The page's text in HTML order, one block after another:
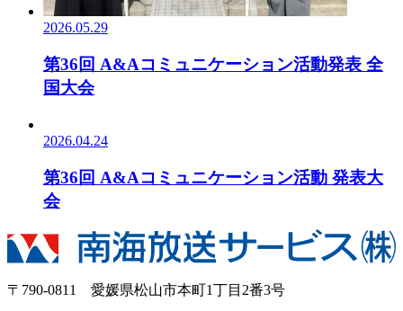
2026.05.29
第36回 A&Aコミュニケーション活動発表 全
国大会
2026.04.24
第36回 A&Aコミュニケーション活動 発表大
会
〒790-0811 愛媛県松山市本町1丁目2番3号